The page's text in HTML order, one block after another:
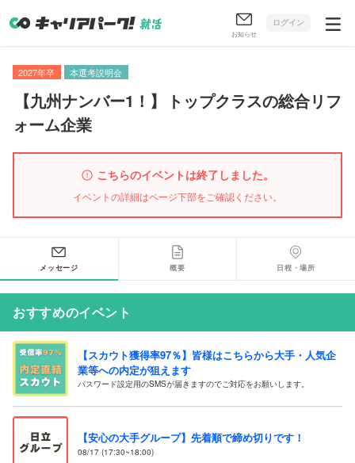
お知らせ
ログイン
2027年卒 本選考説明会
【九州ナンバー1！ 】
トップクラスの総合リフ
ォーム企業
こちらのイベントは終了しました。
イベントの詳細はページ下部をご確認ください。
メッセージ 概要 日程・場所
おすすめのイベント
【スカウト獲得率97％】皆様はこちらから大手・人気企
業等への内定が狙えます
パスワード設定用のSMSが届きますのでご対応をお願いします。
【安心の大手グループ】先着順で締め切りです！
08/17 (17:30~18:00)